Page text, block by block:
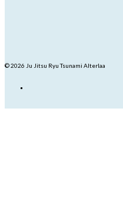
© 2026 Ju Jitsu Ryu Tsunami Alterlaa